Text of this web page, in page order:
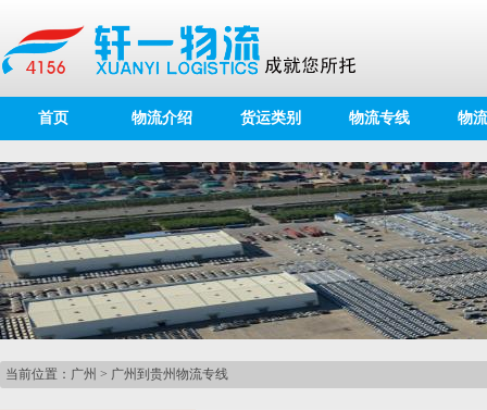
首页 物流介绍 货运类别 物流专线 物
当前位置： 广州 > 广州到贵州物流专线